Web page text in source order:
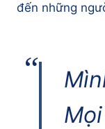
đến những